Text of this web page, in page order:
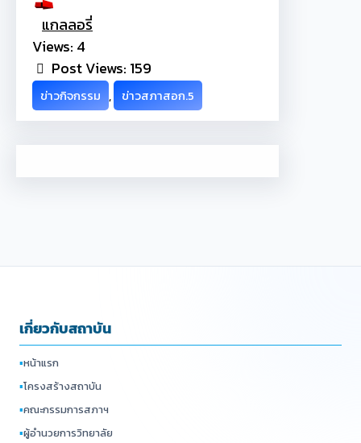
แกลลอรี่
Views: 4
Post Views: 159
ข่าวกิจกรรม , ข่าวสภาสอก.5
เกี่ยวกับสถาบัน
▪หน้าแรก
▪โครงสร้างสถาบัน
▪คณะกรรมการสภาฯ
▪ผู้อำนวยการวิทยาลัย